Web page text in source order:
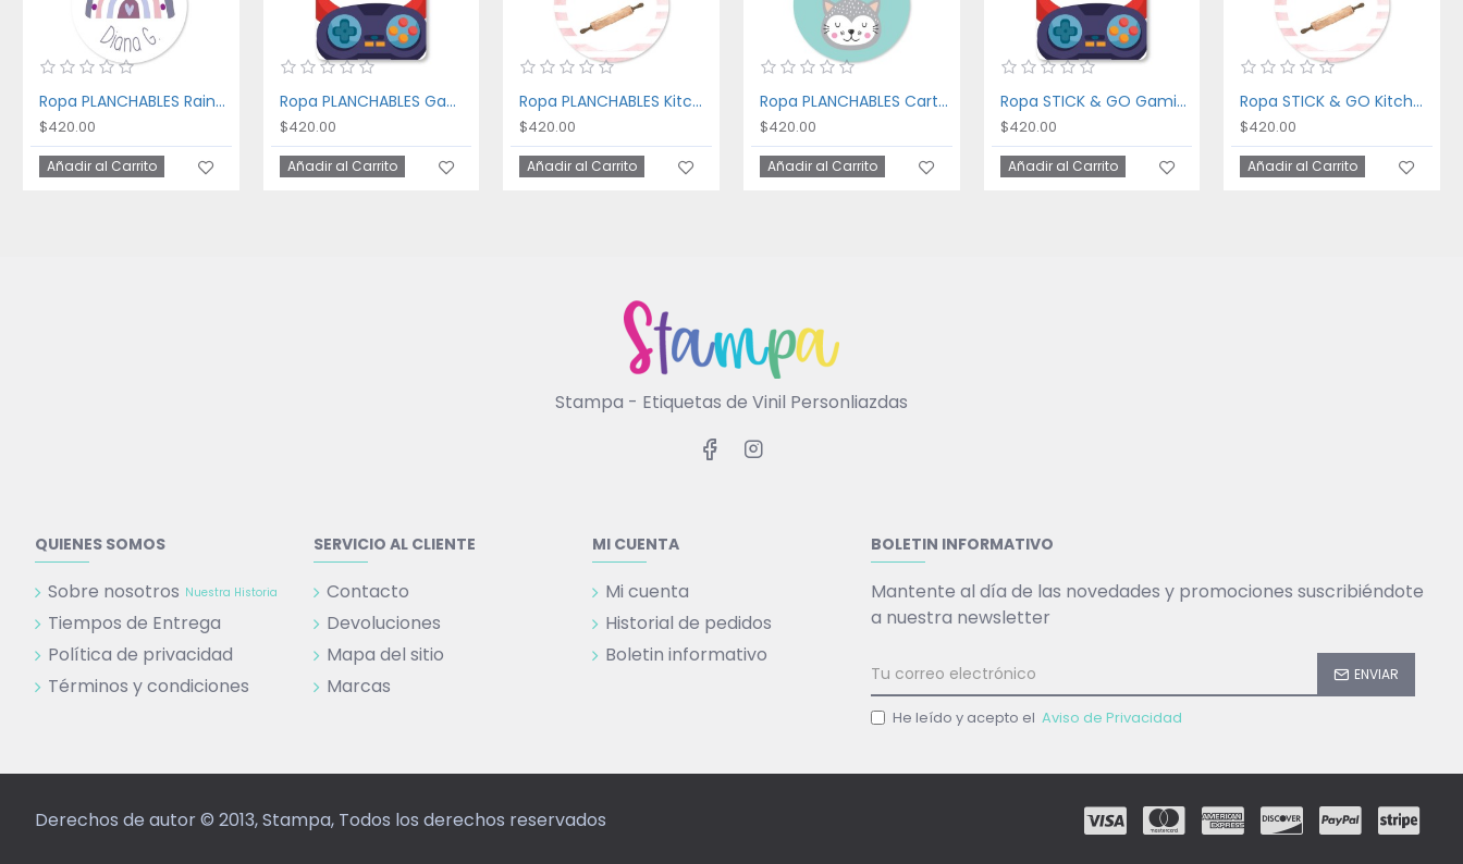
Ropa PLANCHABLES Rainbow
$420.00
Añadir al Carrito
Ropa PLANCHABLES Gaming
$420.00
Añadir al Carrito
Ropa PLANCHABLES Kitchen
$420.00
Añadir al Carrito
Ropa PLANCHABLES Cartoon Cat
$420.00
Añadir al Carrito
Ropa STICK & GO Gaming
$420.00
Añadir al Carrito
Ropa STICK & GO Kitchen
$420.00
Añadir al Carrito
Stampa - Etiquetas de Vinil Personliazdas
QUIENES SOMOS
Sobre nosotros Nuestra Historia
Tiempos de Entrega
Política de privacidad
Términos y condiciones
SERVICIO AL CLIENTE
Contacto
Devoluciones
Mapa del sitio
Marcas
MI CUENTA
Mi cuenta
Historial de pedidos
Boletin informativo
BOLETIN INFORMATIVO
Mantente al día de las novedades y promociones suscribiéndote
a nuestra newsletter
ENVIAR
He leído y acepto el Aviso de Privacidad
Derechos de autor © 2013, Stampa, Todos los derechos reservados